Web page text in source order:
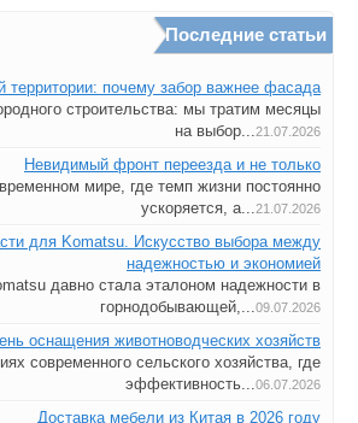
Последние статьи
территории: почему забор важнее фасада
строительства: мы тратим месяцы
на выбор...21.07.2026
Невидимый фронт переезда и не только
мире, где темп жизни постоянно
ускоряется, а...21.07.2026
для Komatsu. Искусство выбора между
надежностью и экономией
давно стала эталоном надежности в
горнодобывающей,...09.07.2026
оснащения животноводческих хозяйств
современного сельского хозяйства, где
эффективность...06.07.2026
Доставка мебели из Китая в 2026 году